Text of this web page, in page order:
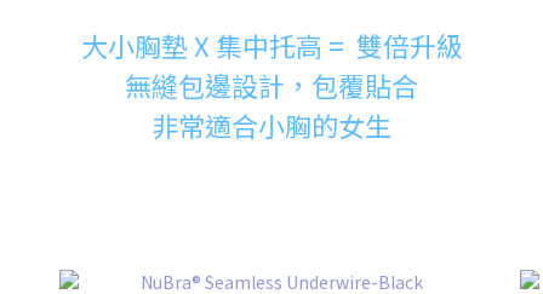
大小胸墊 X 集中托高 = 雙倍升級
無縫包邊設計，包覆貼合
非常適合小胸的女生